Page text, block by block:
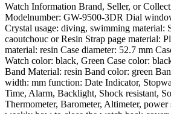
Watch Information Brand, Seller, or
Modelnumber: GW-9500-3DR Dial
Crystal usage: diving, swimming material:
caoutchouc or Resin Strap page material:
material: resin Case diameter: 52.7 mm
Watch color: black, Green Case color:
Band Material: resin Band color: green
width: mm function: Date Indicator,
Time, Alarm, Backlight, Shock resistant,
Thermometer, Barometer, Altimeter,